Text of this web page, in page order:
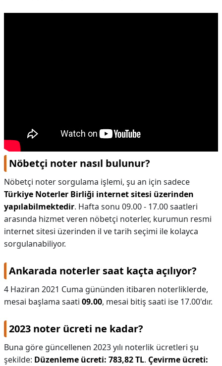
Nöbetçi noter nasıl bulunur?
Nöbetçi noter sorgulama işlemi, şu an için sadece
Türkiye Noterler Birliği internet sitesi üzerinden
yapılabilmektedir. Hafta sonu 09.00 - 17.00 saatleri
arasında hizmet veren nöbetçi noterler, kurumun resmi
internet sitesi üzerinden il ve tarih seçimi ile kolayca
sorgulanabiliyor.
Ankarada noterler saat kaçta açılıyor?
​4 Haziran 2021 Cuma gününden itibaren noterliklerde,
mesai başlama saati 09.00, mesai bitiş saati ise 17.00'dır.
2023 noter ücreti ne kadar?
Buna göre güncellenen 2023 yılı noterlik ücretleri şu
şekilde: Düzenleme ücreti: 783,82 TL. Çevirme ücreti: